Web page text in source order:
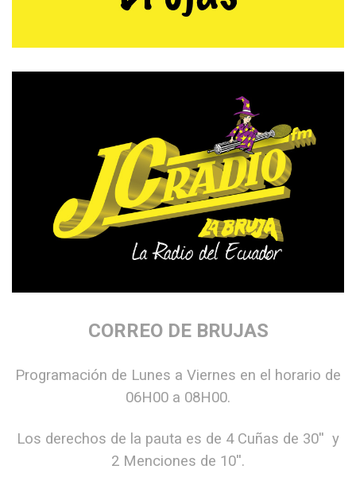
CORREO DE BRUJAS
Programación de Lunes a Viernes en el horario de
06H00 a 08H00.
Los derechos de la pauta es de 4 Cuñas de 30'' y
2 Menciones de 10''.